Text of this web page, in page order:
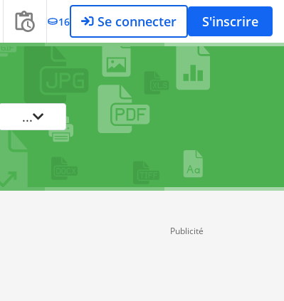
16 Se connecter S'inscrire
...
Publicité